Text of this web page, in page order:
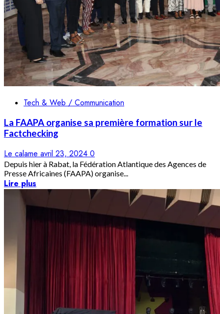
Tech & Web / Communication
La FAAPA organise sa première formation sur le
Factchecking
Le calame avril 23, 2024 0
Depuis hier à Rabat, la Fédération Atlantique des Agences de
Presse Africaines (FAAPA) organise...
Lire plus